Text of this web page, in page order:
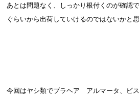
あとは問題なく、しっかり根付くのが確認
ぐらいから出荷していけるのではないかと
今回はヤシ類でブラヘア アルマータ、ビ